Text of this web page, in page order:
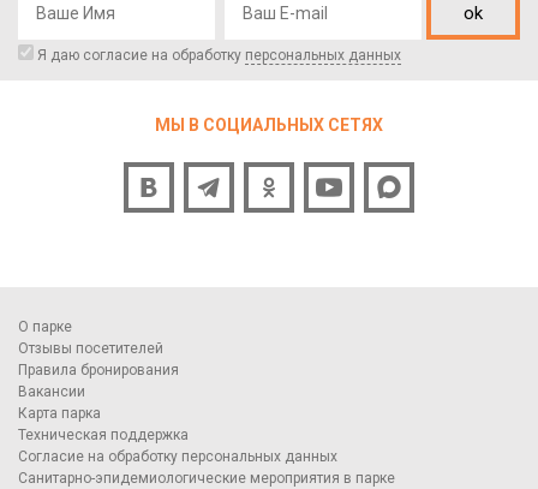
ok
Я даю согласие на обработку персональных данных
МЫ В СОЦИАЛЬНЫХ СЕТЯХ
О парке
Отзывы посетителей
Правила бронирования
Вакансии
Карта парка
Техническая поддержка
Согласие на обработку персональных данных
Санитарно-эпидемиологические мероприятия в парке